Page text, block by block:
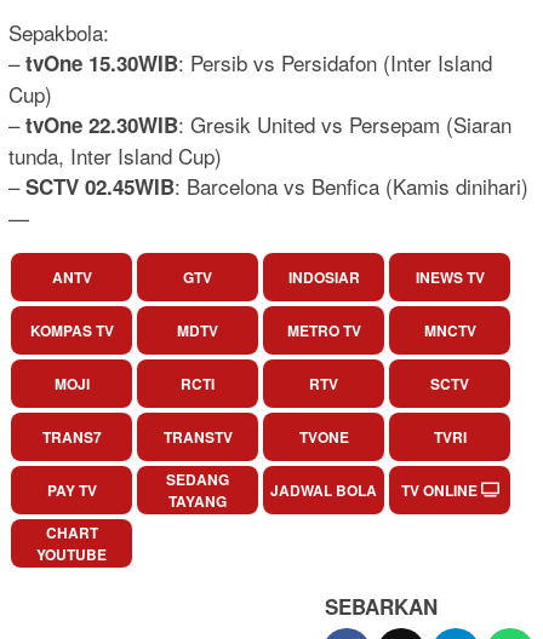
Sepakbola:
–tvOne 15.30WIB: Persib vs Persidafon (Inter Island
Cup)
–tvOne 22.30WIB: Gresik United vs Persepam (Siaran
tunda, Inter Island Cup)
–SCTV 02.45WIB: Barcelona vs Benfica (Kamis dinihari)
—
ANTV GTV INDOSIAR INEWS TV
KOMPAS TV MDTV METRO TV MNCTV
MOJI RCTI RTV SCTV
TRANS7 TRANSTV TVONE TVRI
PAY TV
SEDANG
TAYANG
JADWAL BOLA
TV ONLINE
CHART
YOUTUBE
SEBARKAN